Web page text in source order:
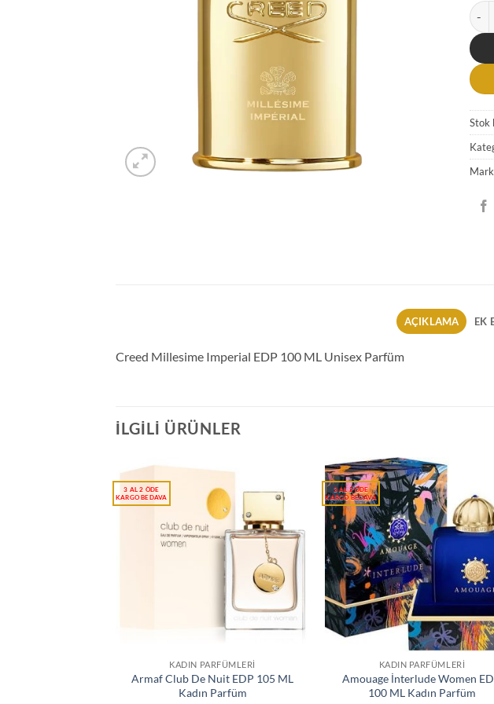
Stok
AÇIKLAMA EK
Creed Millesime Imperial EDP 100 ML Unisex Parfüm
İLGILI ÜRÜNLER
KADIN PARFÜMLERI
Armaf Club De Nuit EDP 105 ML
Kadın Parfüm
KADIN PARFÜMLERI
Amouage İnterlude Women
100 ML Kadın Parfüm